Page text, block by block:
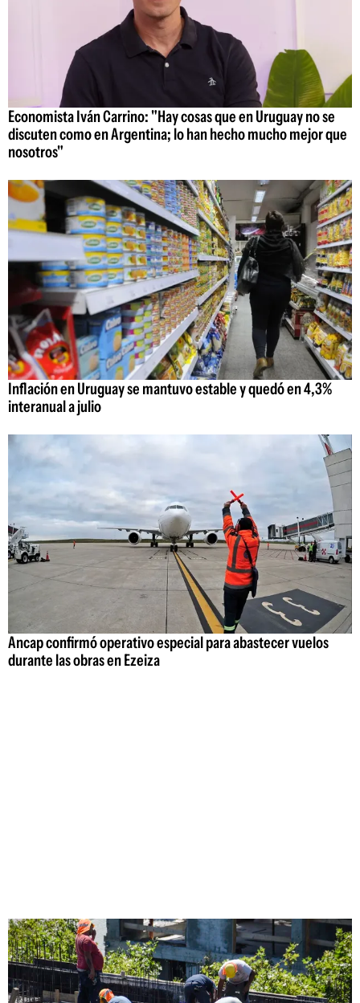
Economista Iván Carrino: "Hay cosas que en Uruguay no se
discuten como en Argentina; lo han hecho mucho mejor que
nosotros"
Inflación en Uruguay se mantuvo estable y quedó en 4,3%
interanual a julio
Ancap confirmó operativo especial para abastecer vuelos
durante las obras en Ezeiza